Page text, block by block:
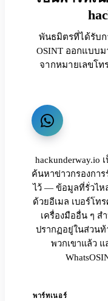
พันธมิตรที่ได้รับ
OSINT ออกแบบ
จากหมายเลขโ
hackunderway.io
ค้นหาข่าวกรองการ
ไว้ — ข้อมูลที่รั่วไห
ด้วยอีเมล เบอร์โ
เครื่องมืออื่น ๆ ส
ปรากฏอยู่ในส่วนท้
พวกเขาแล้ว แ
พาร์ทเนอร์